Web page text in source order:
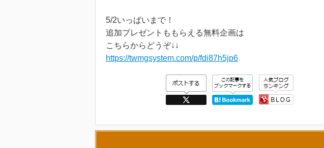
5/2いっぱいまで！
追加プレゼントももらえる無料企画は
こちらからどうぞ↓↓
https://twmgsystem.com/p/fdi87h5jp6